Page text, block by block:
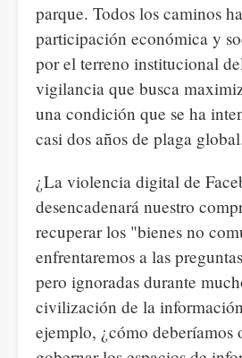
parque. Todos los caminos
participación económica y
por el terreno institucional
vigilancia que busca
una condición que se ha
casi dos años de plaga
¿La violencia digital de
desencadenará nuestro
recuperar los "bienes no
enfrentaremos a las
pero ignoradas durante
civilización de la
ejemplo, ¿cómo deberíamos